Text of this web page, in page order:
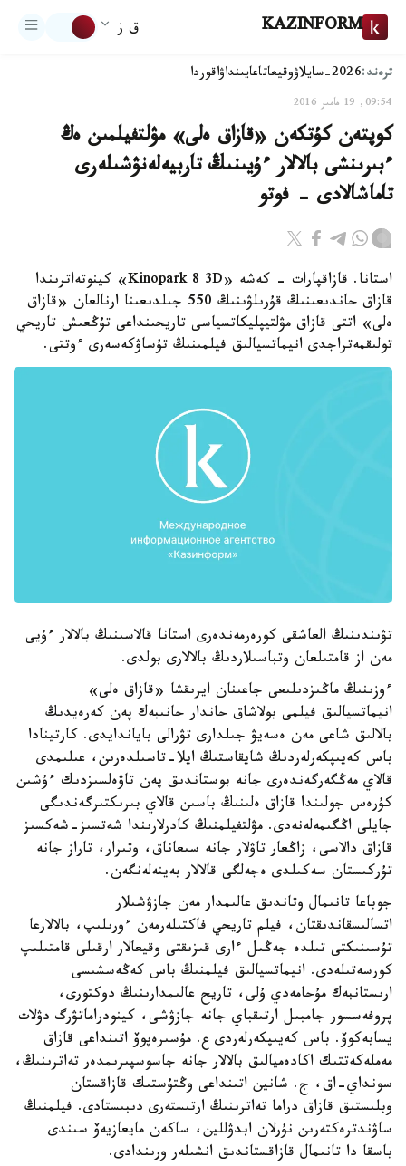
KAZINFORM ق ز
ترەند:2026-سايلاۋ وقيعاتاعايىنداۋاقوردا
09:54, 19 مامىر 2016
كوپتەن كۇتكەن «قازاق ەلى» مۋلتفيلمىن ەڭ
ءبىرىنشى بالالار ءۇيىنىڭ تاربيەلەنۋشىلەرى
تاماشالادى - فوتو
استانا. قازاقپارات - كەشە «Kinopark 8 3D» كينوتەاترىندا
قازاق حاندىعىنىڭ قۇرىلۋىنىڭ 550 جىلدىعىنا ارنالعان «قازاق
ەلى» اتتى قازاق مۋلتيپليكاتسياسى تاريحىنداعى تۇڭعىش تاريحي
تولىقمەتراجدى انيماتسيالىق فيلمىنىڭ تۇساۋكەسەرى ءوتتى.
تۋىندىنىڭ العاشقى كورەرمەندەرى استانا قالاسىنىڭ بالالار ءۇيى
مەن از قامتىلعان وتباسىلاردىڭ بالالارى بولدى.
ءوزىنىڭ ماڭىزدىلىعى جاعىنان ايرىقشا «قازاق ەلى»
انيماتسيالىق فيلمى بولاشاق حاندار جانىبەك پەن كەرەيدىڭ
بالالىق شاعى مەن ەسەيۋ جىلدارى تۋرالى باياندايدى. كارتينادا
باس كەيىپكەرلەردىڭ شايقاستىڭ ايلا-تاسىلدەرىن، عىلىمدى
قالاي مەڭگەرگەندەرى جانە بوستاندىق پەن تاۋەلسىزدىك ءۇشىن
كۇرەس جولىندا قازاق ەلىنىڭ باسىن قالاي بىرىكتىرگەندىگى
جايلى اڭگىمەلەنەدى. مۋلتفيلمنىڭ كادرلارىندا شەتسىز-شەكسىز
قازاق دالاسى، زاڭعار تاۋلار جانە سىعاناق، وتىرار، تاراز جانە
تۇركىستان سەكىلدى ەجەلگى قالالار بەينەلەنگەن.
جوباعا تانىمال وتاندىق عالىمدار مەن جازۋشىلار
اتسالىسقاندىقتان، فيلم تاريحي فاكتىلەرمەن ءورىلىپ، بالالارعا
تۇسىنىكتى تىلدە جەڭىل ءارى قىزىقتى وقيعالار ارقىلى قامتىلىپ
كورسەتىلەدى. انيماتسيالىق فيلمنىڭ باس كەڭەسشىسى
ارىستانبەك مۇحامەدي ۇلى، تاريح عالىمدارىنىڭ دوكتورى،
پروفەسسور جامبىل ارتىقباي جانە جازۋشى، كينودراماتۋرگ دۋلات
يسابەكوۆ. باس كەيىپكەرلەردى ع. مۇسىرەپوۆ اتىنداعى قازاق
مەملەكەتتىك اكادەميالىق بالالار جانە جاسوسپىرىمدەر تەاترىنىڭ،
سونداي-اق، ج. شانين اتىنداعى وڭتۇستىك قازاقستان
وبلىستىق قازاق دراما تەاترىنىڭ ارتىستەرى دىبىستادى. فيلمنىڭ
ساۋندترەكتەرىن نۇرلان ابدۋللين، ساكەن مايعازيەۆ سىندى
باسقا دا تانىمال قازاقستاندىق انشىلەر ورىندادى.